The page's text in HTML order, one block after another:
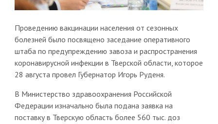
Проведению вакцинации населения от сезонных
болезней было посвящено заседание оперативного
штаба по предупреждению завоза и распространения
коронавирусной инфекции в Тверской области, которое
28 августа провел Губернатор Игорь Руденя.
В Министерство здравоохранения Российской
Федерации изначально была подана заявка на
поставку в Тверскую область более 560 тыс. доз